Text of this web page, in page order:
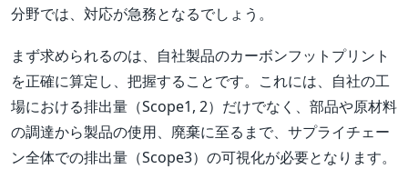
分野では、対応が急務となるでしょう。
まず求められるのは、自社製品のカーボンフットプリント
を正確に算定し、把握することです。これには、自社の工
場における排出量（Scope1, 2）だけでなく、部品や原材料
の調達から製品の使用、廃棄に至るまで、サプライチェー
ン全体での排出量（Scope3）の可視化が必要となります。